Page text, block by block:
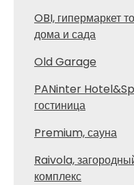
OBI, гипермаркет
дома и сада
Old Garage
PANinter
гостиница
Premium, сауна
Raivola,
комплекс